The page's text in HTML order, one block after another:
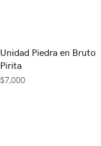
Unidad Piedra en Bruto
Pirita
$7,000